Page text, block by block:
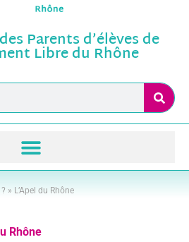
Parents d’élèves de
Libre du Rhône
» L’Apel du Rhône
Rhône